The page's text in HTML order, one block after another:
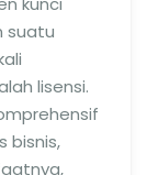
suatu
lisensi.
bisnis,